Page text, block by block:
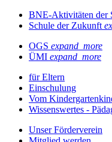
BNE-Aktivitäten der
Schule der Zukunft
OGS expand_more
ÜMI expand_more
für Eltern
Einschulung
Vom
Wissenswertes -
Unser Förderverein